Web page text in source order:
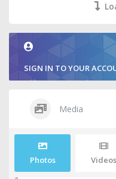
SIGN IN TO YOUR
Media
Photos Videos